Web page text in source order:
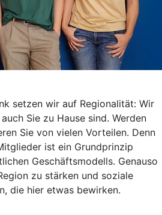
setzen wir auf Regionalität: Wir
Sie zu Hause sind. Werden
Sie von vielen Vorteilen. Denn
ist ein Grundprinzip
Geschäftsmodells. Genauso
zu stärken und soziale
die hier etwas bewirken.